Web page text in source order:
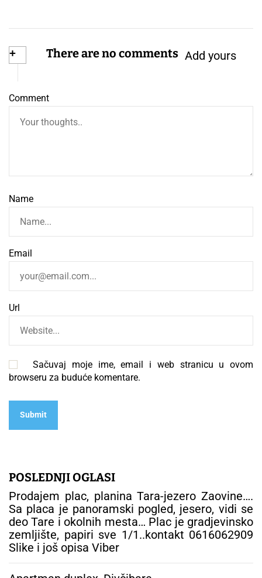
+ There are no comments Add yours
Comment
Name
Email
Url
Sačuvaj moje ime, email i web stranicu u ovom
browseru za buduće komentare.
POSLEDNJI OGLASI
Prodajem plac, planina Tara-jezero Zaovine….
Sa placa je panoramski pogled, jesero, vidi se
deo Tare i okolnih mesta… Plac je gradjevinsko
zemljište, papiri sve 1/1..kontakt 0616062909
Slike i još opisa Viber